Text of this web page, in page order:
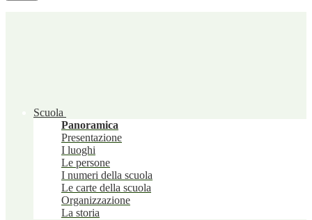
Scuola
Panoramica
Presentazione
I luoghi
Le persone
I numeri della scuola
Le carte della scuola
Organizzazione
La storia